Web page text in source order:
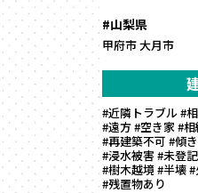
#山梨県
甲府市大月市
#近隣トラブル#
#遠方#空き家#
#再建築不可 #傾
#浸水被害#未登記
#樹木越境#半壊
#残置物あり